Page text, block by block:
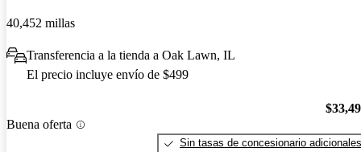
40,452 millas
Transferencia a la tienda a Oak Lawn, IL
El precio incluye envío de $499
Buena oferta
Sin tasas de concesionario adicionales